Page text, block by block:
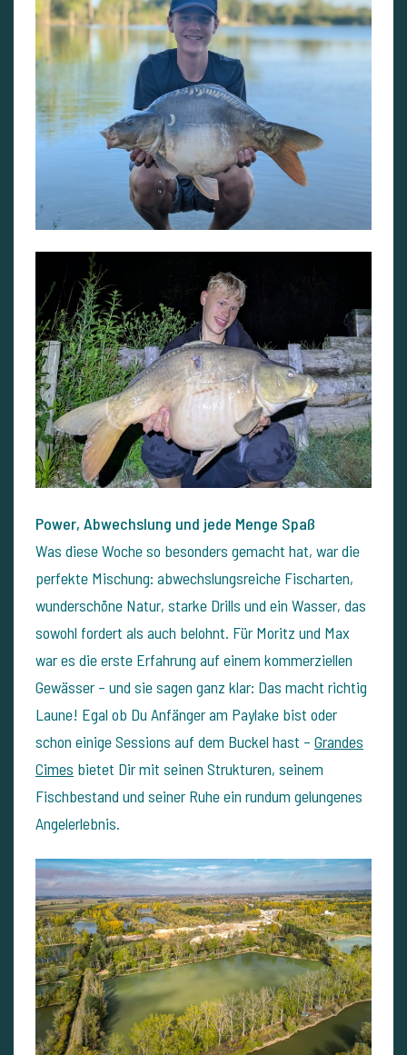
Power, Abwechslung und jede Menge Spaß
Was diese Woche so besonders gemacht hat, war die
perfekte Mischung: abwechslungsreiche Fischarten,
wunderschöne Natur, starke Drills und ein Wasser, das
sowohl fordert als auch belohnt. Für Moritz und Max
war es die erste Erfahrung auf einem kommerziellen
Gewässer – und sie sagen ganz klar: Das macht richtig
Laune! Egal ob Du Anfänger am Paylake bist oder
schon einige Sessions auf dem Buckel hast – Grandes
Cimes bietet Dir mit seinen Strukturen, seinem
Fischbestand und seiner Ruhe ein rundum gelungenes
Angelerlebnis.